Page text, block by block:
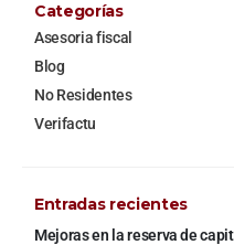
Categorías
Asesoria fiscal
Blog
No Residentes
Verifactu
Entradas recientes
Mejoras en la reserva de